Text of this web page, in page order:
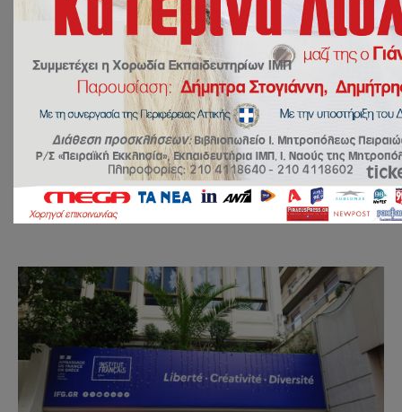
Piraeus Makerspace
Οι μαθήτριες και οι μαθητές της Α’ Λυκείου
επισκέφθηκαν το Piraeus Makerspace! Είχαμε την
ευκαιρία να γνώρισουμε την Κυκλική
Οικονομία
ΔΙΑΒΑΣΤΕ ΠΕΡΙΣΣΟΤΕΡΑ